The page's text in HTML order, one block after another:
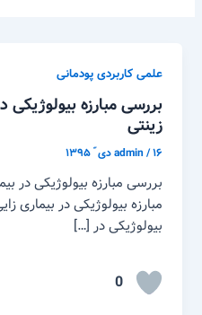
علمی کاربردی پودمانی
بررسی مبارزه بیولوژیکی
زینتی
admin/۱۶ دی ّ ۱۳۹۵
بررسی مبارزه بیولوژیکی در
مبارزه بیولوژیکی در بیماری
بیولوژیکی در […]
0